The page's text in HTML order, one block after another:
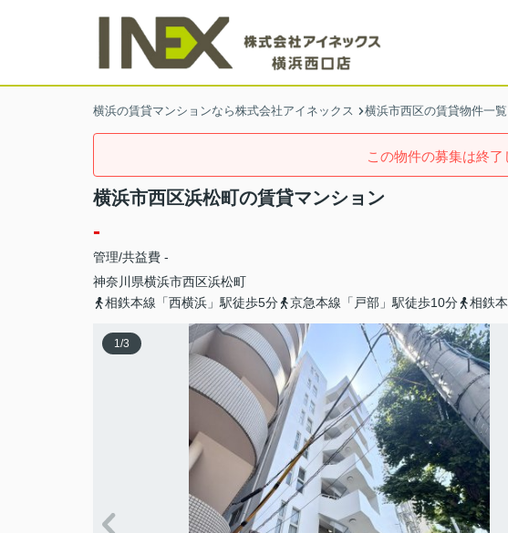
横浜の賃貸マンションなら株式会社アイネックス 横浜市西区の賃貸物件一覧
この物件の募集は終了
横浜市西区浜松町の賃貸マンション
-
管理/共益費 -
神奈川県横浜市西区浜松町
相鉄本線「西横浜」駅徒歩5分
京急本線「戸部」駅徒歩10分 相鉄
1/3